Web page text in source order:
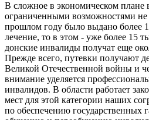
В сложное в экономическом
ограниченными возможностями не
прошлом году было выдано более
лечение, то в этом - уже более 15
донские инвалиды получат еще
Прежде всего, путевки получают
Великой Отечественной войны и
внимание уделяется
инвалидов. В области работает
мест для этой категории наших
по обеспечению государственных